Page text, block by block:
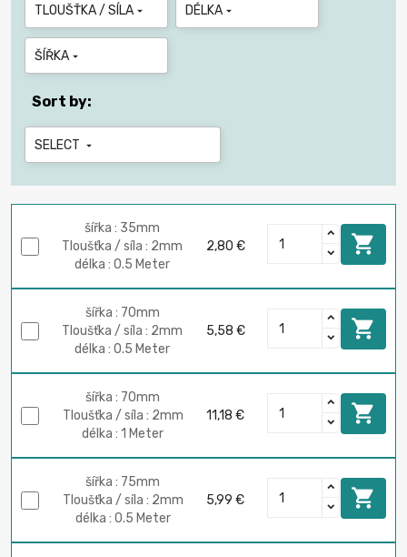
TLOUŠŤKA / SÍLA  DÉLKA 
ŠÍŘKA 
Sort by:
SELECT 
šířka : 35mm
Tloušťka / síla : 2mm
délka : 0.5 Meter
2,80 € 
šířka : 70mm
Tloušťka / síla : 2mm
délka : 0.5 Meter
5,58 € 
šířka : 70mm
Tloušťka / síla : 2mm
délka : 1 Meter
11,18 € 
šířka : 75mm
Tloušťka / síla : 2mm
délka : 0.5 Meter
5,99 € 